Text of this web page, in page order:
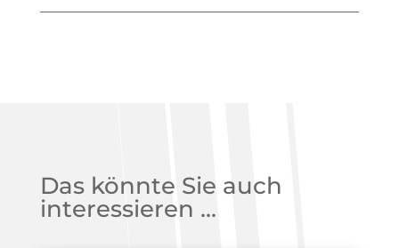
Das könnte Sie auch
interessieren …